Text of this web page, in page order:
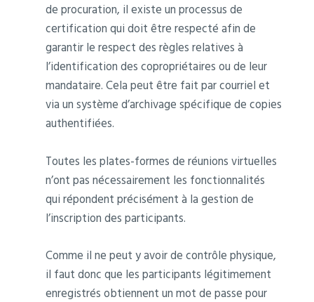
de procuration, il existe un processus de
certification qui doit être respecté afin de
garantir le respect des règles relatives à
l’identification des copropriétaires ou de leur
mandataire. Cela peut être fait par courriel et
via un système d’archivage spécifique de copies
authentifiées.
Toutes les plates-formes de réunions virtuelles
n’ont pas nécessairement les fonctionnalités
qui répondent précisément à la gestion de
l’inscription des participants.
Comme il ne peut y avoir de contrôle physique,
il faut donc que les participants légitimement
enregistrés obtiennent un mot de passe pour